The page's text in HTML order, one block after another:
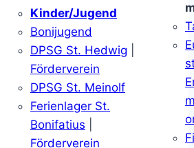
Kinder/Jugend
Bonijugend
DPSG St. Hedwig
Förderverein
DPSG St. Meinolf
Ferienlager St.
Bonifatius
Förderverein